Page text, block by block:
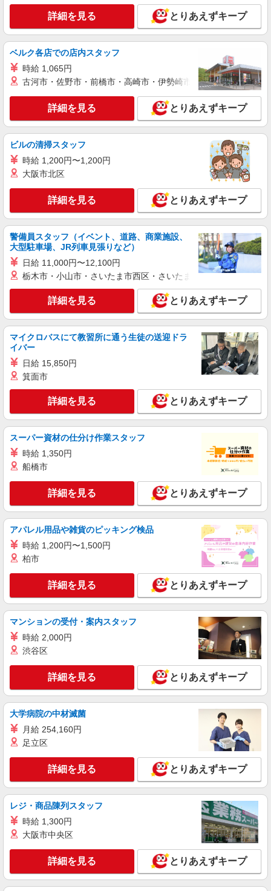
スマホ携帯販売【ソフトバンク】
時給1600円〜 ※別途インセンティブ、職能評
価制度あり ※残業代支給 ★交通費別途支給（規定
あり） ゜+゜・。○。・゜+゜・。○。・゜+゜ 入
インセンティブ支給(規定有) ★月2回払い・週払い
可能（規程有）★ ゜・。○。・゜+゜・。○。・゜
+゜
詳細を見る
株式会社シエロ
人気機種に詳しくなれる携帯販売【docomo】
時給1500円〜1700円（経験・能力による） ※
残業代支給 ★交通費別途支給（規定あり） ゜
+゜・。○。・゜+゜・。○。・゜+゜ 入社祝い金10
万円支給(規定有) お友達を紹介頂くと, インセンテ
ィブ支給(規定有) ★月2回払い・週払い可能（規程
有）★ ゜・。○。・゜+゜・。○。・゜+゜
キープ 詳細を見る
派遣社員
株式会社シエロ
【ワイモバイル】の店舗スタッフ
日給13000円〜 ※残業代支給 ★交通費別途支
給（規定あり） ゜+゜・。○。・゜+゜・。
○。・゜+゜ 入社祝い金10万円支給(規定有) お友達
を紹介頂くと, インセンティブ支給(規定有) ★月2
回払い・週払い可能（規程有）★ ゜・。○。・゜
+゜・。○。・゜+゜
愛知県豊川市のsoftbankショップ
キープ 詳細を見る
派遣社員
株式会社シエロ
時給1500円〜1600円（経験・能力による） ※
残業代支給 ★交通費別途支給（規定あり） ゜
万円支給(規定有) お友達を紹介頂くと, インセンテ
ィブ支給(規定有) ★月2回払い・週払い可能（規程
有）★ ゜・。○。・゜+゜・。○。・゜+゜
愛知県豊川市のY！mobileショップ
キープ 詳細を見る
紹介予定派遣
株式会社シエロ
【softbank】人気機種に詳しくなれる携帯販
売
時給1600円〜1700円（経験・能力による） ※
残業代支給 ★交通費別途支給（規定あり） ゜
+゜・。○。・゜+゜・。○。・゜+゜ 入社祝い金10
ィブ支給(規定有) ★月2回払い・週払い可能（規程
有）★ ゜・。○。・゜+゜・。○。・゜+゜
愛知県豊川市のsoftbankショップ
キープ 詳細を見る
株式会社シエロ
【softbank】人気機種に詳しくなれる携帯販
時給1500円〜1800円（経験・能力による） ※
残業代支給 ★交通費別途支給（規定あり） ゜
+゜・。○。・゜+゜・。○。・゜+゜ 入社祝い金10
万円支給(規定有) お友達を紹介頂くと, インセンテ
ィブ支給(規定有) ★月2回払い・週払い可能（規程
有）★ ゜・。○。・゜+゜・。○。・゜+゜
愛知県豊川市のsoftbankショップ
詳細を見る
派遣社員
人気機種に詳しくなれる携帯販売【docomo】
時給1500円〜1700円（経験・能力による） ※
残業代支給 ★交通費別途支給（規定あり） ゜
+゜・。○。・゜+゜・。○。・゜+゜ 入社祝い金10
有）★ ゜・。○。・゜+゜・。○。・゜+゜
詳細を見る
株式会社シエロ
詳細を見る とりあえずキープ
ベルク各店での店内スタッフ
時給 1,065円
古河市・佐野市・前橋市・高崎市・伊勢崎市・太田市・館林市
詳細を見る とりあえずキープ
ビルの清掃スタッフ
時給 1,200円〜1,200円
大阪市北区
詳細を見る とりあえずキープ
警備員スタッフ（イベント、道路、商業施設、
大型駐車場、JR列車見張りなど）
日給 11,000円〜12,100円
栃木市・小山市・さいたま市西区・さいたま市岩槻区・久喜市・
詳細を見る とりあえずキープ
マイクロバスにて教習所に通う生徒の送迎ドラ
イバー
日給 15,850円
箕面市
詳細を見る とりあえずキープ
スーパー資材の仕分け作業スタッフ
時給 1,350円
船橋市
詳細を見る とりあえずキープ
アパレル用品や雑貨のピッキング検品
時給 1,200円〜1,500円
柏市
詳細を見る とりあえずキープ
マンションの受付・案内スタッフ
時給 2,000円
渋谷区
詳細を見る とりあえずキープ
大学病院の中材滅菌
月給 254,160円
足立区
詳細を見る とりあえずキープ
レジ・商品陳列スタッフ
時給 1,300円
大阪市中央区
詳細を見る とりあえずキープ